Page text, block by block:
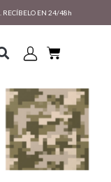
RECÍBELO EN 24/48h